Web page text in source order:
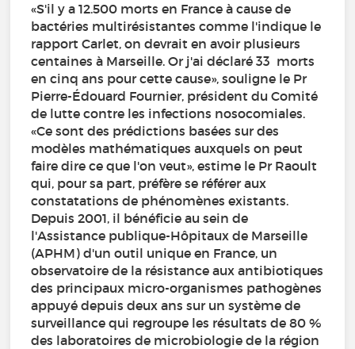
«S'il y a 12.500 morts en France à cause de
bactéries multirésistantes comme l'indique le
rapport Carlet, on devrait en avoir plusieurs
centaines à Marseille. Or j'ai déclaré 33 morts
en cinq ans pour cette cause», souligne le Pr
Pierre-Édouard Fournier, président du Comité
de lutte contre les infections nosocomiales.
«Ce sont des prédictions basées sur des
modèles mathématiques auxquels on peut
faire dire ce que l'on veut», estime le Pr Raoult
qui, pour sa part, préfère se référer aux
constatations de phénomènes existants.
Depuis 2001, il bénéficie au sein de
l'Assistance publique-Hôpitaux de Marseille
(APHM) d'un outil unique en France, un
observatoire de la résistance aux antibiotiques
des principaux micro-organismes pathogènes
appuyé depuis deux ans sur un système de
surveillance qui regroupe les résultats de 80 %
des laboratoires de microbiologie de la région